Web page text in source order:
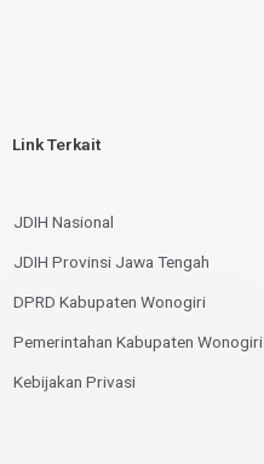
Link Terkait
JDIH Nasional
JDIH Provinsi Jawa Tengah
DPRD Kabupaten Wonogiri
Pemerintahan Kabupaten Wonogiri
Kebijakan Privasi